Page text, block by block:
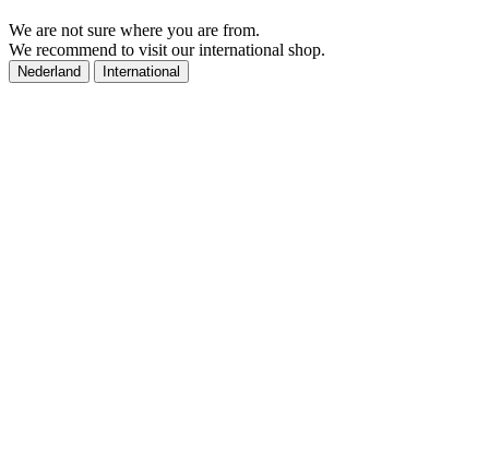
We are not sure where you are from.
We recommend to visit our international shop.
Nederland International